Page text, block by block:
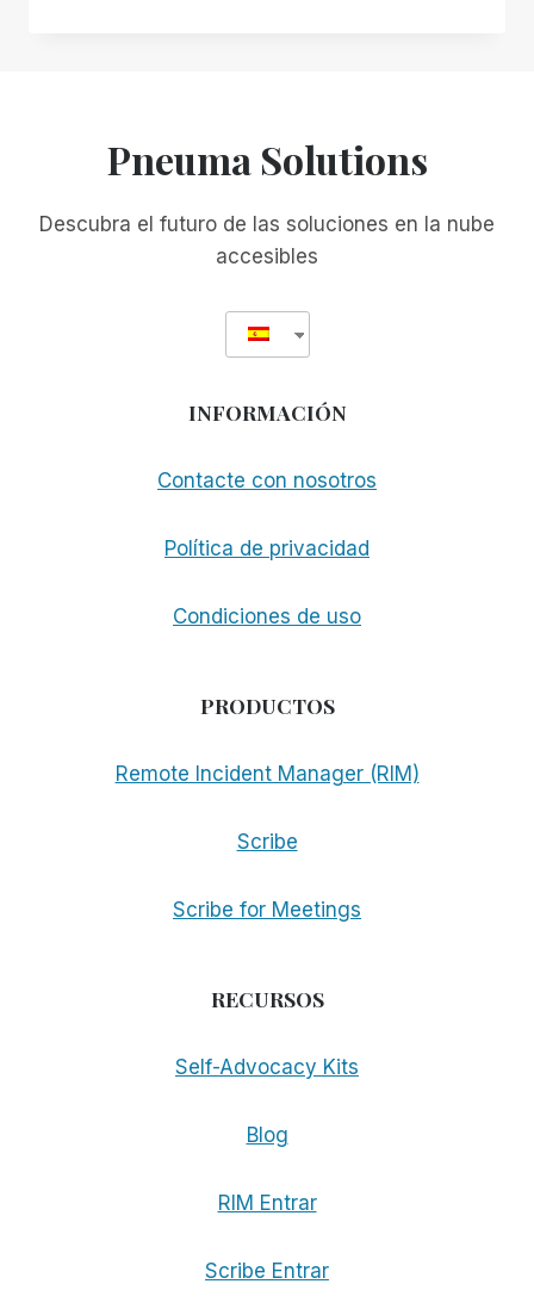
ACCESIBLE
Pneuma Solutions
Descubra el futuro de las soluciones en la nube
accesibles
INFORMACIÓN
Contacte con nosotros
Política de privacidad
Condiciones de uso
PRODUCTOS
Remote Incident Manager (RIM)
Scribe
Scribe for Meetings
RECURSOS
Self-Advocacy Kits
Blog
RIM Entrar
Scribe Entrar